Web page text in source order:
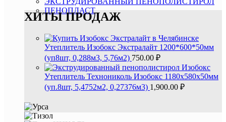
ПЕНОПЛАСТ
ХИТЫ ПРОДАЖ
Утеплитель Изобокс Экстралайт 1200*600*50мм
(уп8шт, 0,288м3, 5,76м2) 750.00 ₽
Утеплитель Технониколь Изобокс 1180х580х50мм
(уп.8шт, 5,4752м2, 0,27376м3) 1,900.00 ₽